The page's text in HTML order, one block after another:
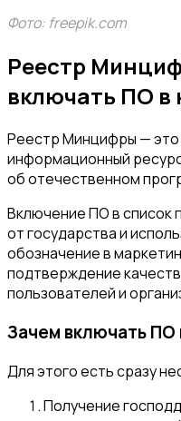
Фото: freepik.com
Реестр
включать ПО в
Реестр Минцифры — это
информационный
об отечественном
Включение ПО в список
от государства и
обозначение в
подтверждение
пользователей и
Зачем включать ПО
Для этого есть сразу
Получение